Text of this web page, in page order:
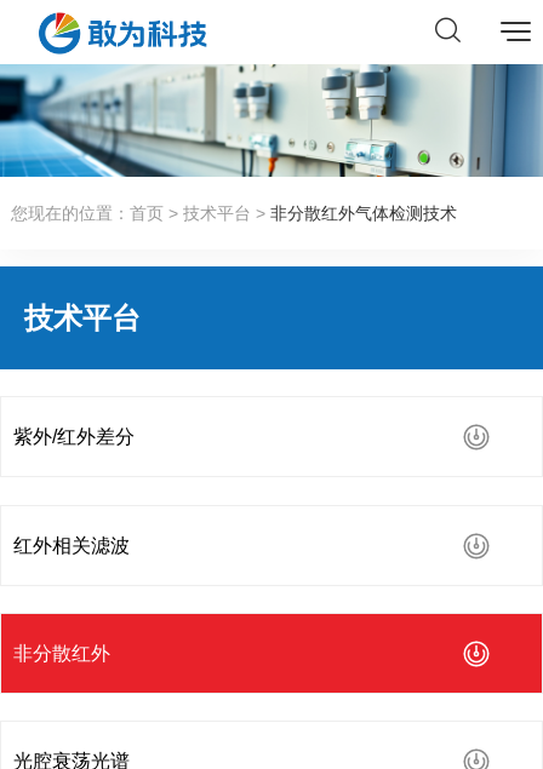
您现在的位置： 首页> 技术平台 > 非分散红外气体检测技术
技术平台
紫外/红外差分
红外相关滤波
非分散红外
光腔衰荡光谱